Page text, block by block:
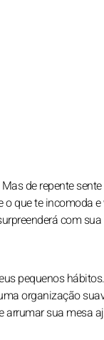
de repente
que te incomoda
com
pequenos
organização
arrumar sua mesa